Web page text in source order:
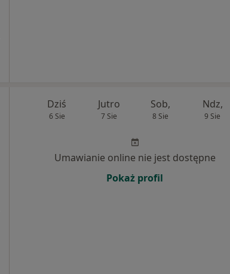
Dziś
6 Sie
Jutro
7 Sie
Sob,
8 Sie
Ndz,
9 Sie
Umawianie online nie jest dostępne
Pokaż profil